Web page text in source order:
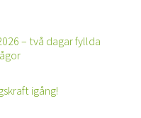
– två dagar fyllda
igång!